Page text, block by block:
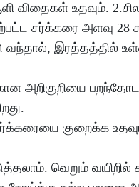
உதவும்.
சர்க்கரை அளவு 28
வந்தால், இரத்தத்தில்
அறிகுறியை
குறைக்க
வெறும் வயிறில்